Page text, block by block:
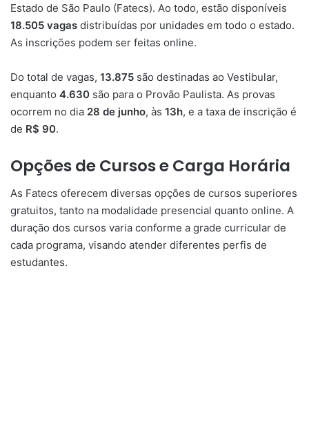
Estado de São Paulo (Fatecs). Ao todo, estão disponíveis
18.505 vagas distribuídas por unidades em todo o estado.
As inscrições podem ser feitas online.
Do total de vagas, 13.875 são destinadas ao Vestibular,
enquanto 4.630 são para o Provão Paulista. As provas
ocorrem no dia 28 de junho, às 13h, e a taxa de inscrição é
de R$ 90.
Opções de Cursos e Carga Horária
As Fatecs oferecem diversas opções de cursos superiores
gratuitos, tanto na modalidade presencial quanto online. A
duração dos cursos varia conforme a grade curricular de
cada programa, visando atender diferentes perfis de
estudantes.